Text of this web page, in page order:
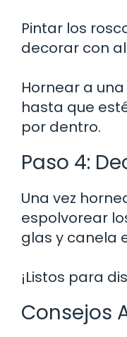
Pintar los
decorar con
Hornear a
hasta que
por dentro.
Paso 4:
Una vez
espolvorear
glas y canela
¡Listos para
Consejos